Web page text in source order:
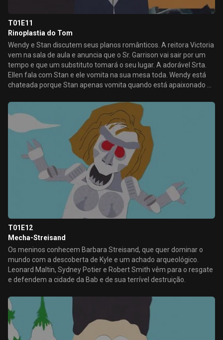
T01E11
Rinoplastia do Tom
Wendy e Stan discutem seus planos românticos. A reitora Victoria
vem na sala de aula e anuncia que o Sr. Garrison vai sair por um
tempo e que um substituto tomará o seu lugar. A adorável Srta.
Ellen fala com Stan e ele vomita na sua mesa toda. Wendy está
chateada porque Stan apenas vomita quando está apaixonado e,
espionagem.
T01E12
Mecha-Streisand
Os meninos conhecem Barbara Streisand, que quer dominar o
mundo com a descoberta de Kyle e um achado arqueológico.
Leonard Maltin, Sydney Potier e Robert Smith vêm para o resgate
e defendem a cidade da Bab e de sua terrível destruição.